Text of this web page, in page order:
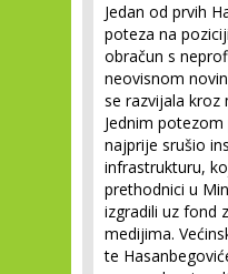
Jedan od prvih
poteza na
obračun s
neovisnom
se razvijala kroz
Jednim
najprije srušio
infrastrukturu,
prethodnici u
izgradili uz fond
medijima.
te